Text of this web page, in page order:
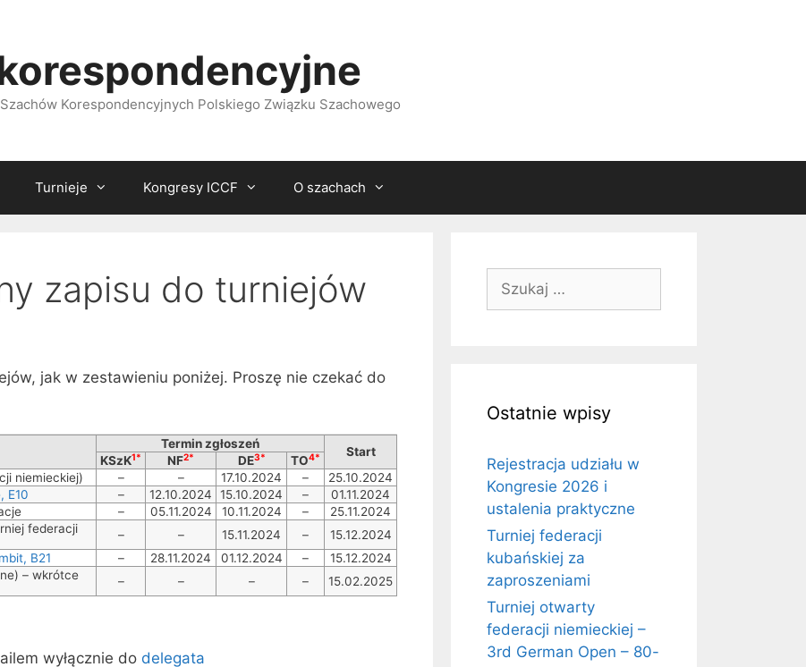
Korespondencyjnych Polskiego Związku Szachowego
Turnieje Kongresy ICCF O szachach
zapisu do turniejów
jak w zestawieniu poniżej. Proszę nie czekać do
Termin zgłoszeń
Start
KSzK1* NF2* DE3* TO4*
niemieckiej) – – 17.10.2024 –
25.10.2024
E10 – 12.10.2024 15.10.2024 –
01.11.2024
– 05.11.2024 10.11.2024 –
25.11.2024
federacji
– – 15.11.2024 –
15.12.2024
B21 – 28.11.2024 01.12.2024 –
15.12.2024
– wkrótce
– – – – 15.02.2025
wyłącznie do delegata
Ostatnie wpisy
Rejestracja udziału w
Kongresie 2026 i
ustalenia praktyczne
Turniej federacji
kubańskiej za
zaproszeniami
Turniej otwarty
federacji niemieckiej –
3rd German Open – 80-